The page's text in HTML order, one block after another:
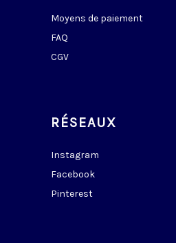
Moyens de paiement
FAQ
CGV
RÉSEAUX
Instagram
Facebook
Pinterest